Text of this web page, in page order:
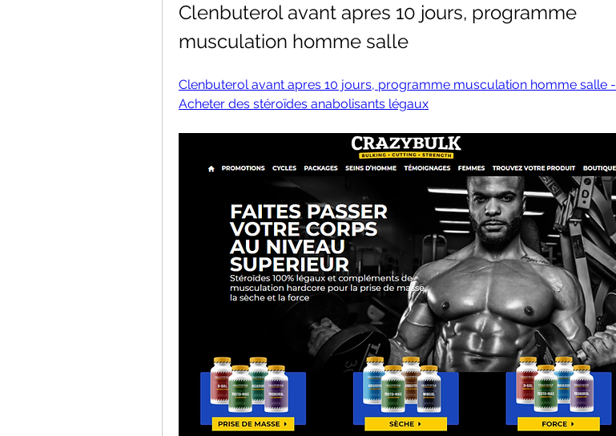
Clenbuterol avant apres 10 jours, programme
musculation homme salle
Clenbuterol avant apres 10 jours, programme musculation homme salle -
Acheter des stéroïdes anabolisants légaux